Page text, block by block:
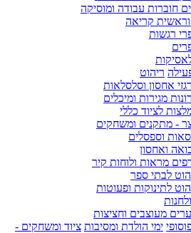
חוברות עבודה ומוסיקה
וראשית קריאה
רגשות
ריהוט
אחסון וסלסלאות
מגירות ומיכלים
לציוד כללי
- מתקנים ומשחקים
וספסלים
ואחסון
מראות ולוחות קיר
לבתי ספר
לתינוקות ופעוטות
מעוצבים וחציצות
ימי הולדת ומסיבות ציוד ומשחקים -